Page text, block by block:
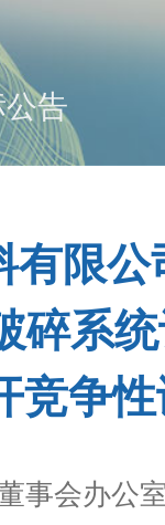
告
有限
碎系
竞争
事会办公